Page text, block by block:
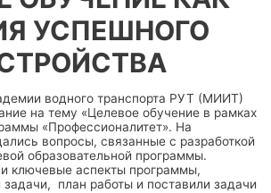
УСПЕШНОГО
водного транспорта РУТ (МИИТ)
на тему «Целевое обучение в рамках
«Профессионалитет». На
вопросы, связанные с разработкой
образовательной программы.
ключевые аспекты программы,
план работы и поставили задачи